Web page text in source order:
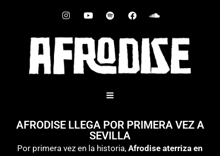
AFRODISE LLEGA POR PRIMERA VEZ A
SEVILLA
Por primera vez en la historia, Afrodise aterriza en